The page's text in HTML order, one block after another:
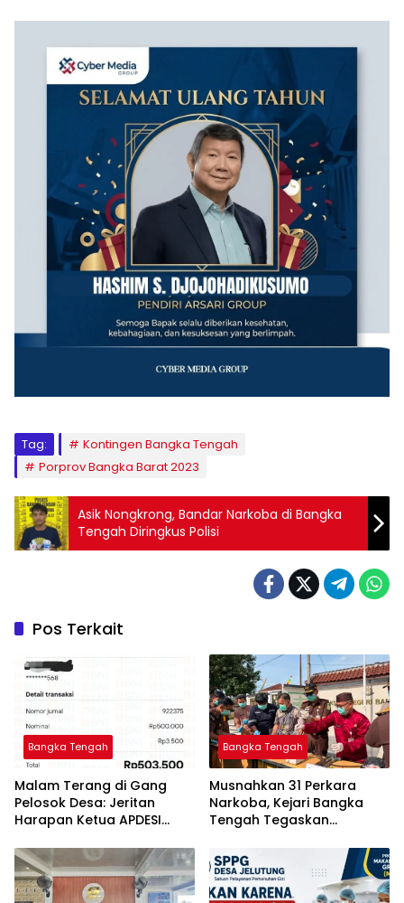
Tag:
Kontingen Bangka Tengah
Porprov Bangka Barat 2023
Asik Nongkrong, Bandar Narkoba di Bangka
Tengah Diringkus Polisi
Pos Terkait
Bangka Tengah
Malam Terang di Gang
Pelosok Desa: Jeritan
Harapan Ketua APDESI
Babel
Bangka Tengah
Musnahkan 31 Perkara
Narkoba, Kejari Bangka
Tengah Tegaskan
Kejahatan Hingga Tuntas